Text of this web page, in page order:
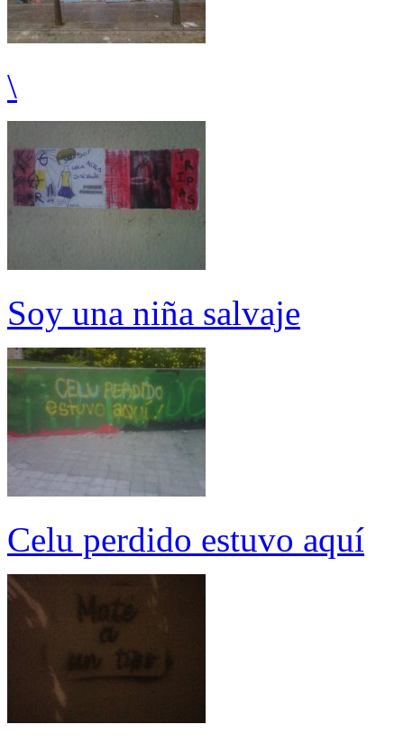
\
Soy una niña salvaje
Celu perdido estuvo aquí